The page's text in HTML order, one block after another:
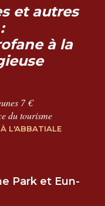
et autres
à la
7 €
du tourisme
L'ABBATIALE
Park et Eun-